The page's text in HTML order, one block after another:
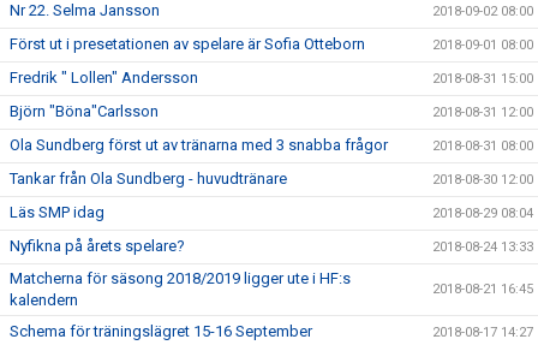
Nr 22. Selma Jansson 2018-09-02 08:00
Först ut i presetationen av spelare är Sofia Otteborn 2018-09-01 08:00
Fredrik " Lollen" Andersson 2018-08-31 15:00
Björn "Böna"Carlsson 2018-08-31 12:00
Ola Sundberg först ut av tränarna med 3 snabba frågor 2018-08-31 08:00
Tankar från Ola Sundberg - huvudtränare 2018-08-30 12:00
Läs SMP idag 2018-08-29 08:04
Nyfikna på årets spelare? 2018-08-24 13:33
Matcherna för säsong 2018/2019 ligger ute i HF:s
kalendern
2018-08-21 16:45
Schema för träningslägret 15-16 September 2018-08-17 14:27